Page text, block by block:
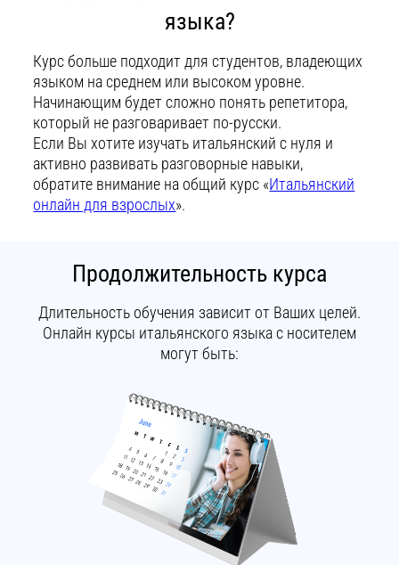
языка?
Курс больше подходит для студентов, владеющих
языком на среднем или высоком уровне.
Начинающим будет сложно понять репетитора,
который не разговаривает по-русски.
Если Вы хотите изучать итальянский с нуля и
активно развивать разговорные навыки,
обратите внимание на общий курс «Итальянский
онлайн для взрослых».
Продолжительность курса
Длительность обучения зависит от Ваших целей.
Онлайн курсы итальянского языка с носителем
могут быть: